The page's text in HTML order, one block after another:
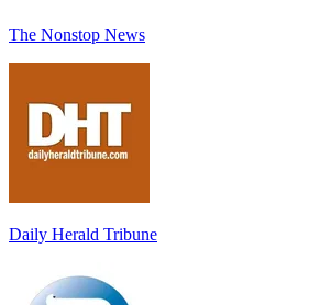
The Nonstop News
Daily Herald Tribune